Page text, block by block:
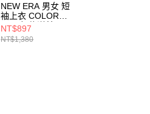
NEW ERA 男女 短
袖上衣 COLOR
ERA 紐約洋基
NE14499041
NT$897
NT$1,380